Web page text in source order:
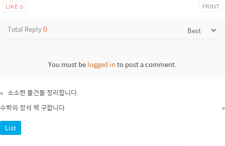
LIKE 0 PRINT
Total Reply0
You must belogged into post a comment.
« 소소한 물건들 정리합니다.
수학의 정석 책 구합니다
»
List